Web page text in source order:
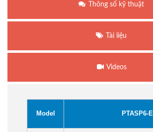
Thông số kỹ thuật
Tài liệu
Videos
Model PTASP6-E